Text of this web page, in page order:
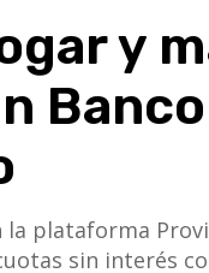
y
plataforma
sin interés